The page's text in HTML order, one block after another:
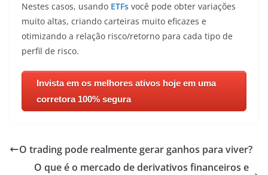
Nestes casos, usando ETFs você pode obter variações
muito altas, criando carteiras muito eficazes e
otimizando a relação risco/retorno para cada tipo de
perfil de risco.
Invista em os melhores ativos hoje em uma
corretora 100% segura
O trading pode realmente gerar ganhos para viver?
O que é o mercado de derivativos financeiros e